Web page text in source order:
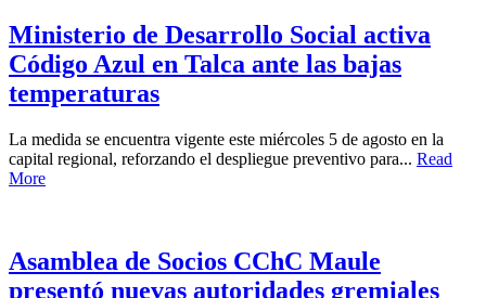
Ministerio de Desarrollo Social activa
Código Azul en Talca ante las bajas
temperaturas
La medida se encuentra vigente este miércoles 5 de agosto en la
capital regional, reforzando el despliegue preventivo para... Read
More
Asamblea de Socios CChC Maule
presentó nuevas autoridades gremiales